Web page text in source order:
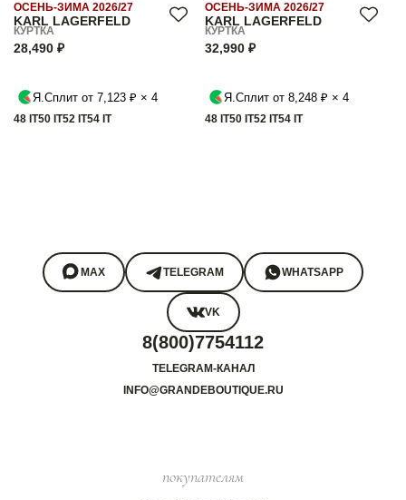
KARL LAGERFELD
ОСЕНЬ-ЗИМА 2026/27
КУРТКА
28,490 ₽
Я.Сплит от 7,123 ₽ × 4
48 IT50 IT52 IT54 IT
KARL LAGERFELD
ОСЕНЬ-ЗИМА 2026/27
КУРТКА
32,990 ₽
Я.Сплит от 8,248 ₽ × 4
48 IT50 IT52 IT54 IT
MAX TELEGRAM WHATSAPP
VK
8(800)7754112
TELEGRAM-КАНАЛ
INFO@GRANDEBOUTIQUE.RU
покупателям